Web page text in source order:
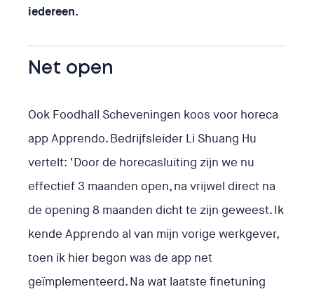
iedereen.
Net open
Ook Foodhall Scheveningen koos voor horeca
app Apprendo. Bedrijfsleider Li Shuang Hu
vertelt: ‘Door de horecasluiting zijn we nu
effectief 3 maanden open, na vrijwel direct na
de opening 8 maanden dicht te zijn geweest. Ik
kende Apprendo al van mijn vorige werkgever,
toen ik hier begon was de app net
geïmplementeerd. Na wat laatste finetuning